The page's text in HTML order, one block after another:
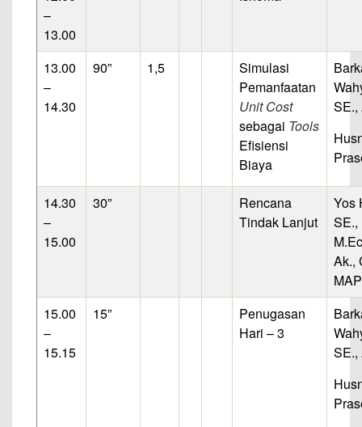
–
13.00
13.00
–
14.30
90” 1,5
Simulasi
Pemanfaatan
Unit Cost
sebagai Tools
Efisiensi
Biaya
SE.,
14.30
–
15.00
30”
Rencana
Tindak Lanjut
Yos
SE.,
Ak.,
15.00
–
15.15
15”
Penugasan
Hari – 3
SE.,